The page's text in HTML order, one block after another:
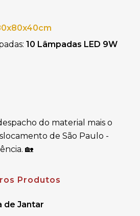
10 Lâmpadas LED 9W
do material mais o
de São Paulo -
🏡
Produtos
de Jantar